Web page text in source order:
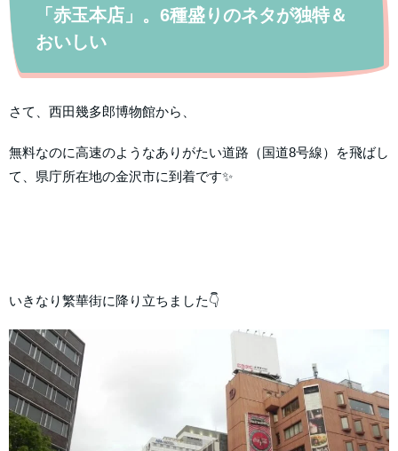
「赤玉本店」。6種盛りのネタが独特＆
おいしい
さて、西田幾多郎博物館から、
無料なのに高速のようなありがたい道路（国道8号線）を飛ばし
て、県庁所在地の金沢市に到着です✨
いきなり繁華街に降り立ちました👇